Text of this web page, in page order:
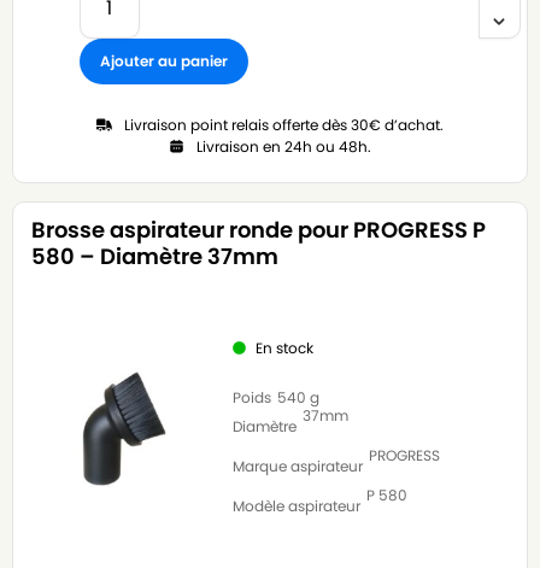
Ajouter au panier
Livraison point relais offerte dès 30€ d’achat.
Livraison en 24h ou 48h.
Brosse aspirateur ronde pour PROGRESS P
580 – Diamètre 37mm
En stock
Poids 540 g
Diamètre
37mm
Marque aspirateur
PROGRESS
Modèle aspirateur
P 580